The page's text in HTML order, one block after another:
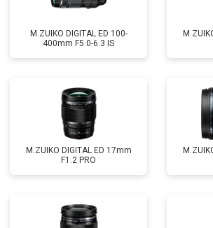
M.ZUIKO DIGITAL ED 100-
400mm F5.0-6.3 IS
M.ZUIKO DIGITAL ED 17mm
F1.2 PRO